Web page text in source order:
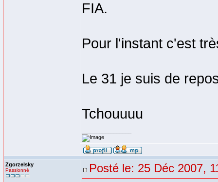
FIA.
Pour l'instant c'est
Le 31 je suis de
Tchouuuu
Zgorzelsky
Passionné Posté le: 25 Déc 2007,